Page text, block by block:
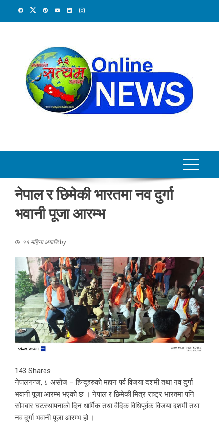
नेपाल र छिमेकी भारतमा नव दुर्गा
भवानी पूजा आरम्भ
११ महिना अगाडिby
143 Shares
नेपालगन्ज, ८ असोज – हिन्दूहरुको महान पर्व विजया दशमी तथा नव दुर्गा
भवानी पूजा आरम्भ भएको छ । नेपाल र छिमेकी मित्र राष्ट्र भारतमा पनि
सोमबार घटस्थापनाको दिन धार्मिक तथा वैदिक विधिपूर्वक विजया दशमी तथा
नव दुर्गा भवानी पूजा आरम्भ हो ।